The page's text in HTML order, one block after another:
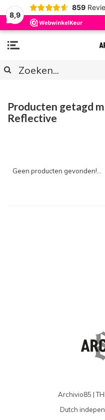
8,9
859
Producten getagd
Reflective
Geen producten gevonden!...
Archivio85 |
Dutch